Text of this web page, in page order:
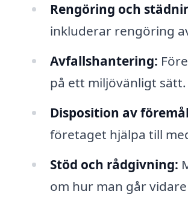
Rengöring och
inkluderar rengöring
Avfallshantering:
på ett miljövänligt sätt.
Disposition av
företaget hjälpa till
Stöd och rådgivning:
om hur man går